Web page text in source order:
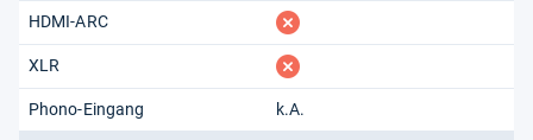
HDMI-ARC fehlt
XLR fehlt
Phono-Eingang k.A.